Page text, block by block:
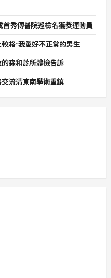
秀傳醫院巡檢名獲獎運動員
格:我愛好不正常的男生
森和診所體檢告訴
交流清東南學術重鎮